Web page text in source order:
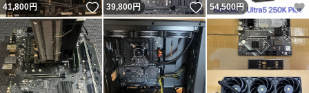
41,800円 いいね！
39,800円 いいね！
54,500円